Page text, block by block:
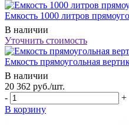
Емкость 1000 литров
В наличии
Уточнить стоимость
Емкость прямоугольная
В наличии
20 362 руб./шт.
-
+
В корзину